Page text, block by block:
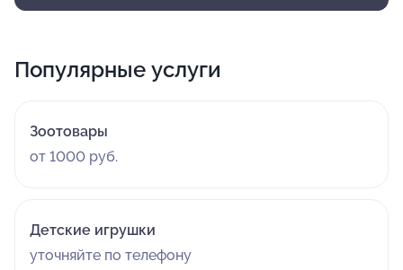
Популярные услуги
Зоотовары
от 1000 руб.
Детские игрушки
уточняйте по телефону